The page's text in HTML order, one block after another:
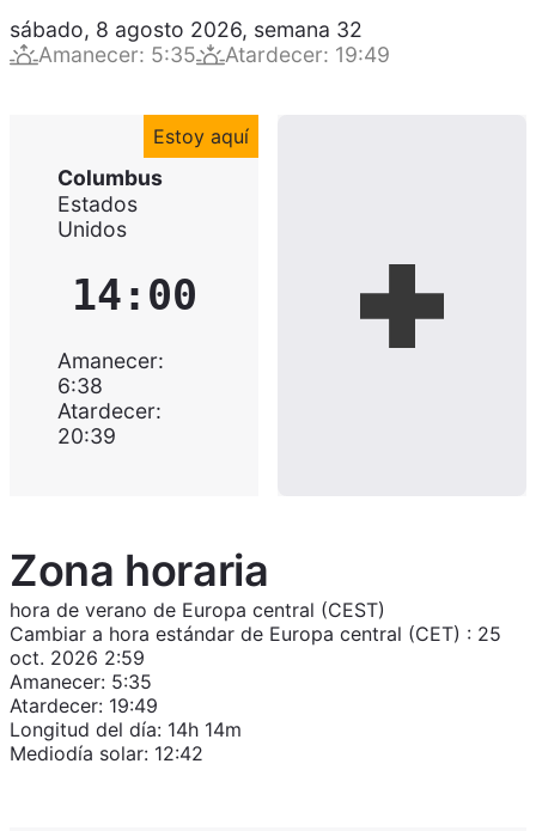
sábado, 8 agosto 2026, semana 32
Amanecer: 5:35 Atardecer: 19:49
Estoy aquí
Columbus
Estados
Unidos
14:00
Amanecer:
6:38
Atardecer:
20:39
Zona horaria
hora de verano de Europa central (CEST)
Cambiar a hora estándar de Europa central (CET) : 25
oct. 2026 2:59
Amanecer: 5:35
Atardecer: 19:49
Longitud del día: 14h 14m
Mediodía solar: 12:42